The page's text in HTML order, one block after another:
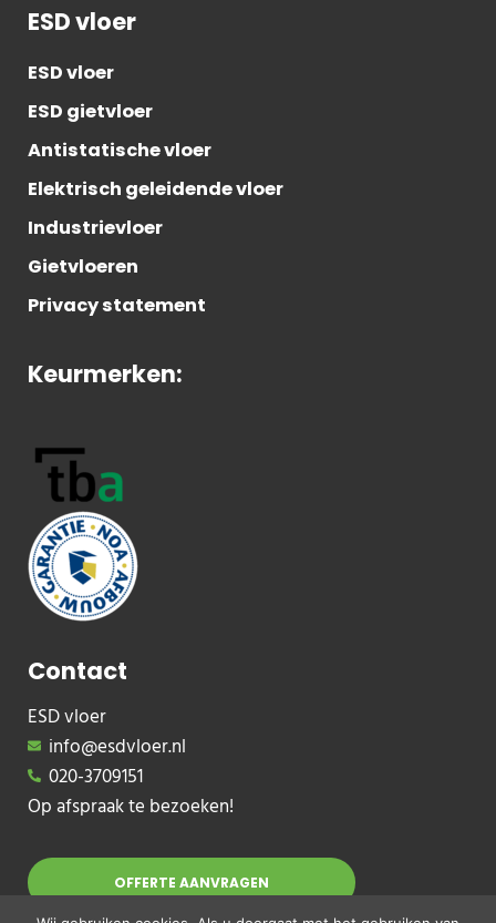
ESD vloer
ESD vloer
ESD gietvloer
Antistatische vloer
Elektrisch geleidende vloer
Industrievloer
Gietvloeren
Privacy statement
Keurmerken:
Contact
ESD vloer
info@esdvloer.nl
020-3709151
Op afspraak te bezoeken!
OFFERTE AANVRAGEN